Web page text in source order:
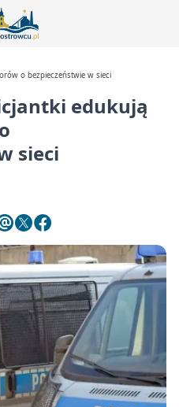
o bezpieczeństwie w sieci
edukują
sieci